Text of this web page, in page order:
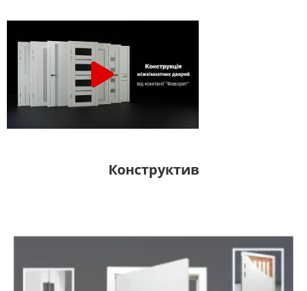
Конструктив